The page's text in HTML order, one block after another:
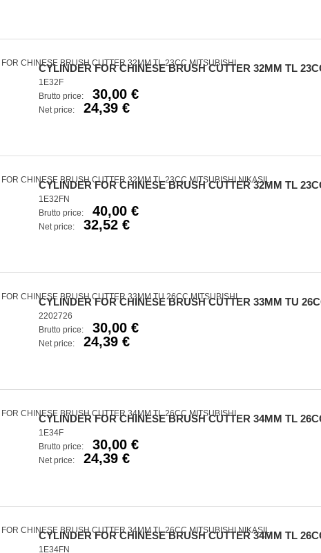
CYLINDER FOR CHINESE BRUSH CUTTER 32MM TL
1E32F
Brutto price:
30,00 €
Net price: 24,39 €
CYLINDER FOR CHINESE BRUSH CUTTER 32MM TL
1E32FN
Brutto price:
40,00 €
Net price: 32,52 €
CYLINDER FOR CHINESE BRUSH CUTTER 33MM TU
2202726
Brutto price:
30,00 €
Net price: 24,39 €
CYLINDER FOR CHINESE BRUSH CUTTER 34MM TL
1E34F
Brutto price:
30,00 €
Net price: 24,39 €
CYLINDER FOR CHINESE BRUSH CUTTER 34MM TL
1E34FN